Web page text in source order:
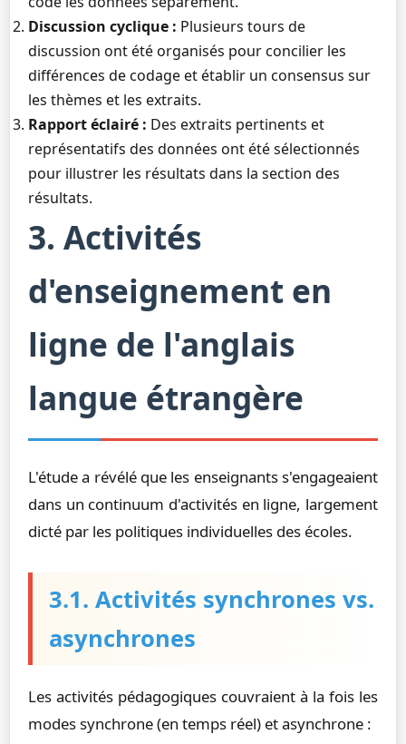
Discussion cyclique : Plusieurs tours de
discussion ont été organisés pour concilier les
différences de codage et établir un consensus sur
les thèmes et les extraits.
Rapport éclairé : Des extraits pertinents et
représentatifs des données ont été sélectionnés
pour illustrer les résultats dans la section des
résultats.
3. Activités
d'enseignement en
ligne de l'anglais
langue étrangère
L'étude a révélé que les enseignants s'engageaient
dans un continuum d'activités en ligne, largement
dicté par les politiques individuelles des écoles.
3.1. Activités synchrones vs.
asynchrones
Les activités pédagogiques couvraient à la fois les
modes synchrone (en temps réel) et asynchrone :